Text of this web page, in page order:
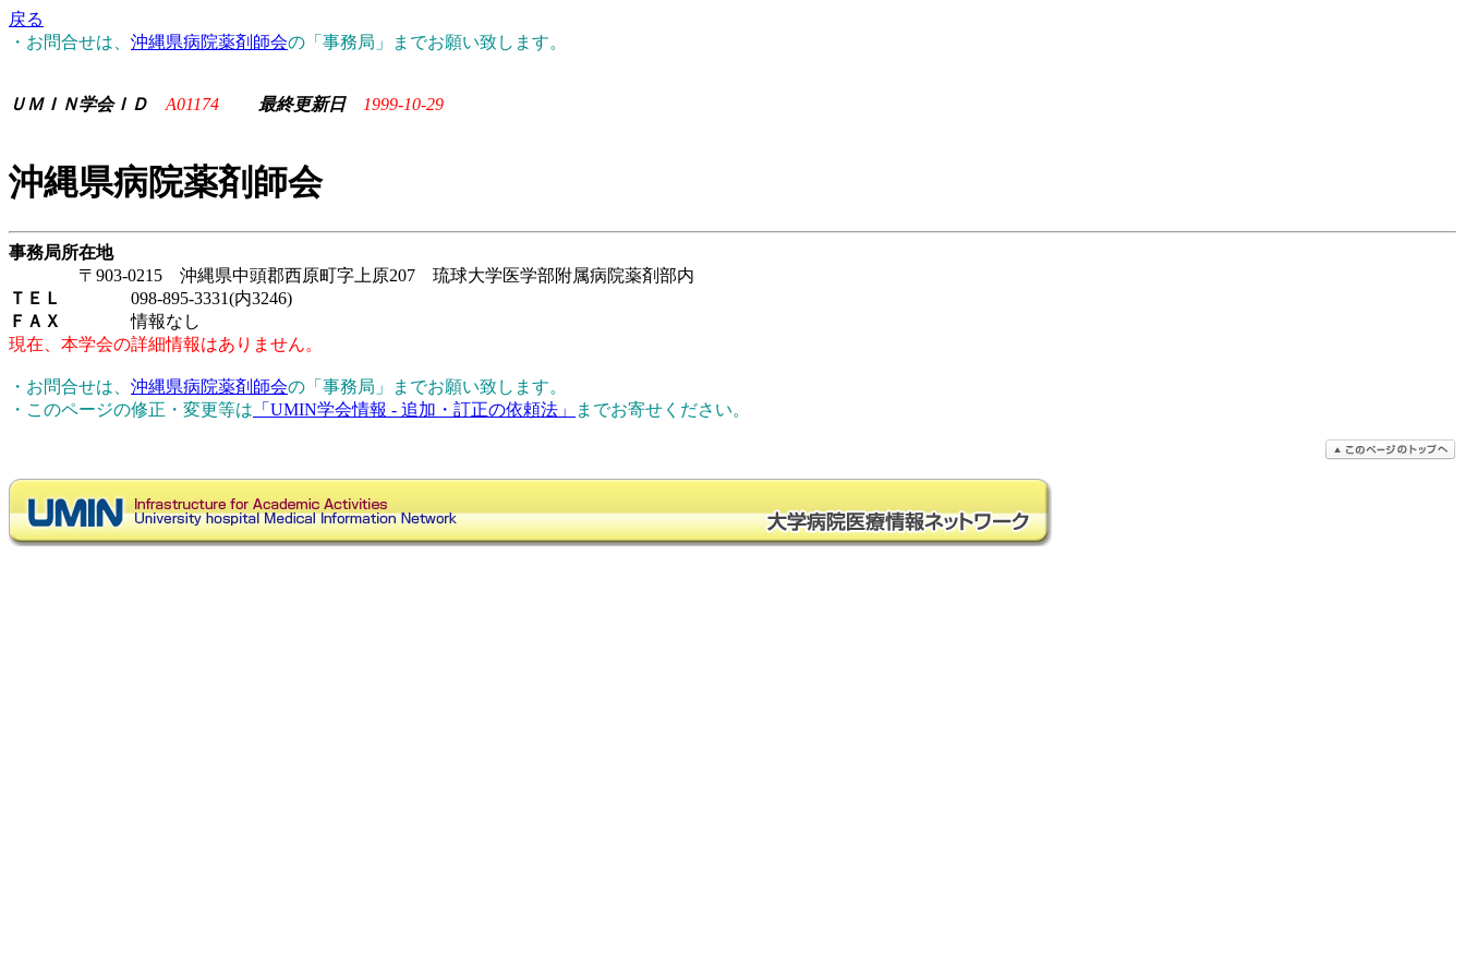
戻る
・お問合せは、 沖縄県病院薬剤師会の「事務局」までお願い致します。
ＵＭＩＮ学会ＩＤ A01174 最終更新日 1999-10-29
沖縄県病院薬剤師会
事務局所在地
〒903-0215 沖縄県中頭郡西原町字上原207 琉球大学医学部附属病院薬剤部内
ＴＥＬ
098-895-3331(内3246)
ＦＡＸ
情報なし
現在、本学会の詳細情報はありません。
・お問合せは、 沖縄県病院薬剤師会の「事務局」までお願い致します。
・このページの修正・変更等は 「UMIN学会情報 - 追加・訂正の依頼法」 までお寄せください。